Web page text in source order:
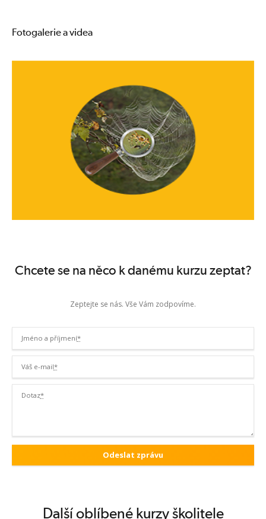
Fotogalerie a videa
Chcete se na něco k danému kurzu zeptat?
Zeptejte se nás. Vše Vám zodpovíme.
Jméno a příjmení*
Váš e-mail*
Dotaz*
Další oblíbené kurzy školitele